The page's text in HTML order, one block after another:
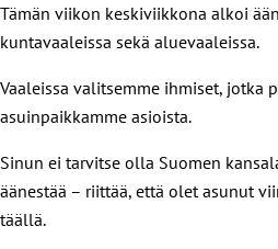
Tämän viikon keskiviikkona alkoi
kuntavaaleissa sekä aluevaaleissa.
Vaaleissa valitsemme ihmiset, jotka
asuinpaikkamme asioista.
Sinun ei tarvitse olla Suomen
äänestää – riittää, että olet asunut
täällä.